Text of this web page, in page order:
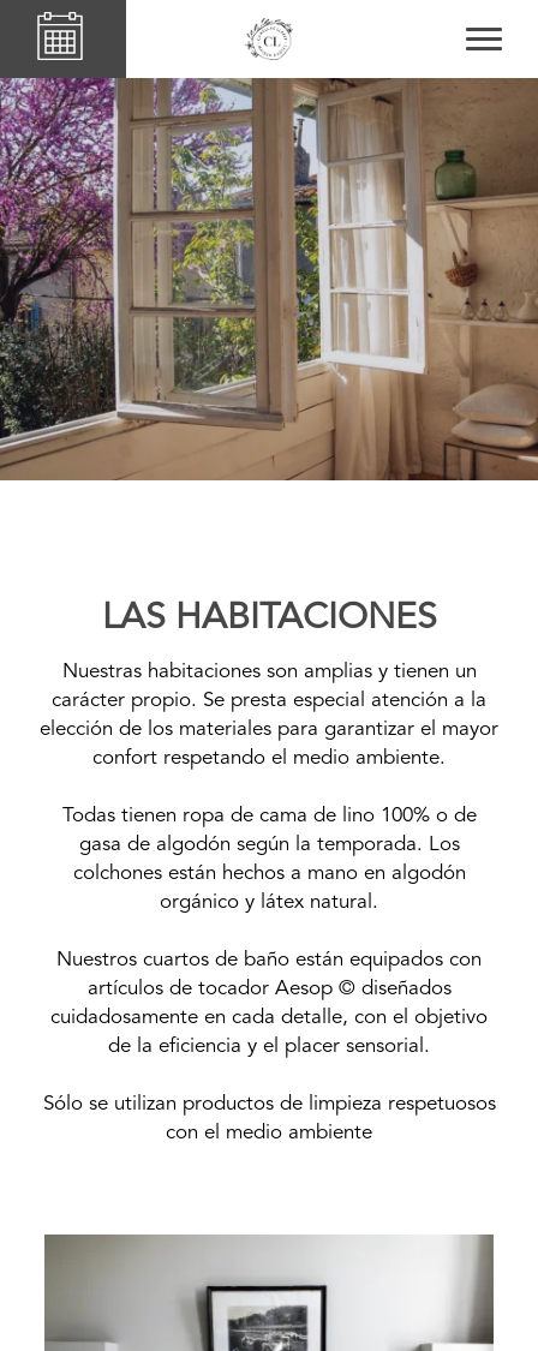
LAS HABITACIONES
Nuestras habitaciones son amplias y tienen un
carácter propio. Se presta especial atención a la
elección de los materiales para garantizar el mayor
confort respetando el medio ambiente.
Todas tienen ropa de cama de lino 100% o de
gasa de algodón según la temporada. Los
colchones están hechos a mano en algodón
orgánico y látex natural.
Nuestros cuartos de baño están equipados con
artículos de tocador Aesop © diseñados
cuidadosamente en cada detalle, con el objetivo
de la eficiencia y el placer sensorial.
Sólo se utilizan productos de limpieza respetuosos
con el medio ambiente